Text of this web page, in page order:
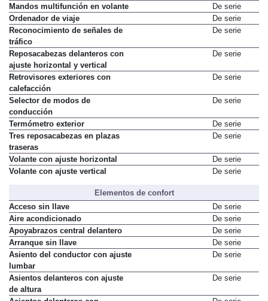
Mandos multifunción en volante
De serie
Ordenador de viaje
De serie
Reconocimiento de señales de
tráfico
De serie
Reposacabezas delanteros con
ajuste horizontal y vertical
De serie
Retrovisores exteriores con
calefacción
De serie
Selector de modos de
conducción
De serie
Termómetro exterior
De serie
Tres reposacabezas en plazas
traseras
De serie
Volante con ajuste horizontal
De serie
Volante con ajuste vertical
De serie
Elementos de confort
Acceso sin llave
De serie
Aire acondicionado
De serie
Apoyabrazos central delantero
De serie
Arranque sin llave
De serie
Asiento del conductor con ajuste
lumbar
De serie
Asientos delanteros con ajuste
de altura
De serie